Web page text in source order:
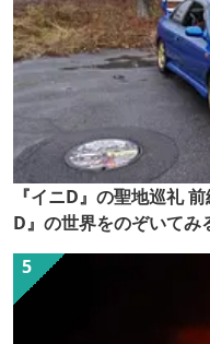
『イニD』の聖地巡礼
D』の世界をのぞいてみ
（ぐん記者）】